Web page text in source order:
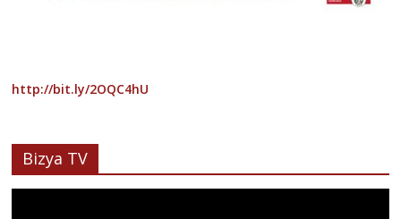
http://bit.ly/2OQC4hU
Bizya TV